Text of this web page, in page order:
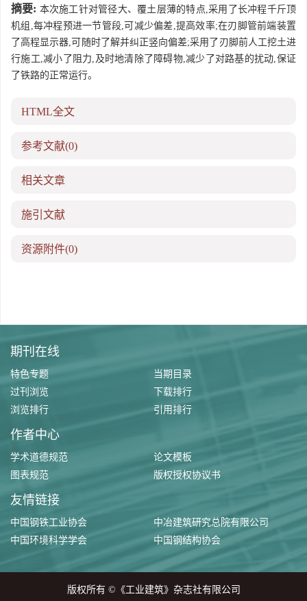
摘要: 本次施工针对管径大、覆土层薄的特点,采用了长冲程千斤顶
机组,每冲程预进一节管段,可减少偏差,提高效率;在刃脚管前端装置
了高程显示器,可随时了解并纠正竖向偏差;采用了刃脚前人工挖土进
行施工,减小了阻力,及时地清除了障碍物,减少了对路基的扰动,保证
了铁路的正常运行。
HTML全文
参考文献(0)
相关文章
施引文献
资源附件(0)
期刊在线
特色专题
当期目录
过刊浏览
下载排行
浏览排行
引用排行
作者中心
学术道德规范
论文模板
图表规范
版权授权协议书
友情链接
中国钢铁工业协会
中冶建筑研究总院有限公司
中国环境科学学会
中国钢结构协会
版权所有 ©《工业建筑》杂志社有限公司